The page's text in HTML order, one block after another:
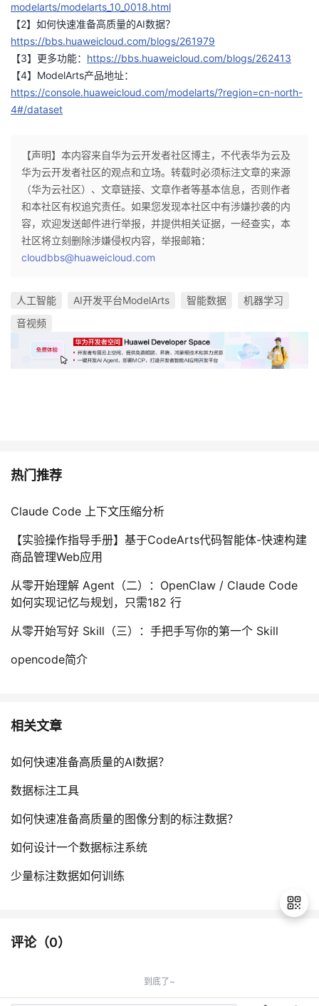
modelarts/modelarts_10_0018.html
【2】如何快速准备高质量的AI数据？
https://bbs.huaweicloud.com/blogs/261979
【3】更多功能： https://bbs.huaweicloud.com/blogs/262413
【4】ModelArts产品地址：
https://console.huaweicloud.com/modelarts/?region=cn-north-
4#/dataset
【声明】本内容来自华为云开发者社区博主，不代表华为云及
华为云开发者社区的观点和立场。转载时必须标注文章的来源
（华为云社区）、文章链接、文章作者等基本信息，否则作者
和本社区有权追究责任。如果您发现本社区中有涉嫌抄袭的内
容，欢迎发送邮件进行举报，并提供相关证据，一经查实，本
社区将立刻删除涉嫌侵权内容，举报邮箱：
cloudbbs@huaweicloud.com
人工智能 AI开发平台ModelArts 智能数据
机器学习
音视频
热门推荐
Claude Code 上下文压缩分析
【实验操作指导手册】基于CodeArts代码智能体-快速构建
商品管理Web应用
从零开始理解 Agent（二）：OpenClaw / Claude Code
如何实现记忆与规划，只需182 行
从零开始写好 Skill（三）：手把手写你的第一个 Skill
opencode简介
相关文章
如何快速准备高质量的AI数据？
数据标注工具
如何快速准备高质量的图像分割的标注数据？
如何设计一个数据标注系统
少量标注数据如何训练
评论（0）
到底了~